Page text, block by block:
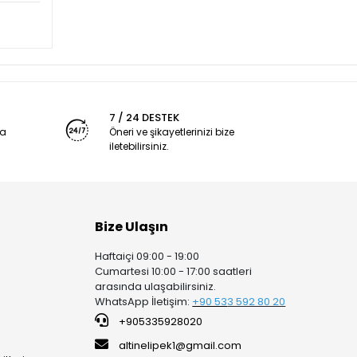
7 / 24 DESTEK
Öneri ve şikayetlerinizi bize
iletebilirsiniz.
Bize Ulaşın
Haftaiçi 09:00 - 19:00
Cumartesi 10:00 - 17:00 saatleri
arasında ulaşabilirsiniz.
WhatsApp İletişim: +90 533 592 80 20
+905335928020
altinelipek1@gmail.com